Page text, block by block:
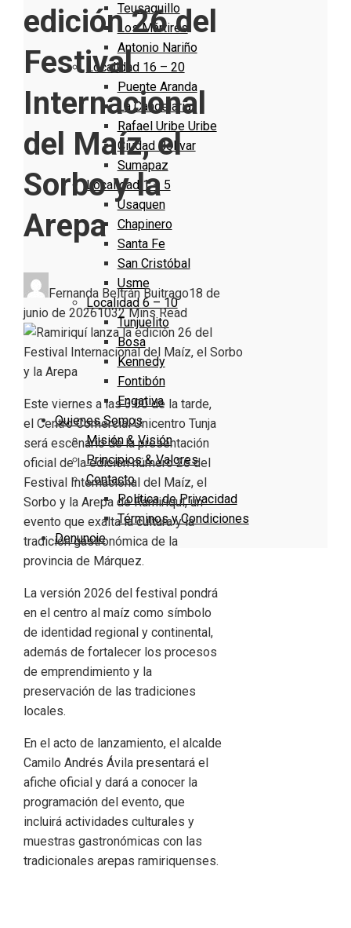
Teusaquillo
Los Mártires
Antonio Nariño
Localidad 16 – 20
Puente Aranda
La Candelaria
Rafael Uribe Uribe
Ciudad Bolivar
Sumapaz
Localidad 1 – 5
Usaquen
Chapinero
Santa Fe
San Cristóbal
Usme
Localidad 6 – 10
Tunjuelito
Bosa
Kennedy
Fontibón
Engativa
Quienes Somos
Misión & Visión
Principios & Valores
Contacto
Política de Privacidad
Términos y Condiciones
Denuncie
edición 26 del
Festival
Internacional
del Maíz, el
Sorbo y la
Arepa
Fernanda Beltrán Buitrago18 de
junio de 20261032 Mins Read
Este viernes a las 3:00 de la tarde,
el Centro Comercial Unicentro Tunja
será escenario de la presentación
oficial de la edición número 26 del
Festival Internacional del Maíz, el
Sorbo y la Arepa de Ramiriquí, un
evento que exalta la cultura y la
tradición gastronómica de la
provincia de Márquez.
La versión 2026 del festival pondrá
en el centro al maíz como símbolo
de identidad regional y continental,
además de fortalecer los procesos
de emprendimiento y la
preservación de las tradiciones
locales.
En el acto de lanzamiento, el alcalde
Camilo Andrés Ávila presentará el
afiche oficial y dará a conocer la
programación del evento, que
incluirá actividades culturales y
muestras gastronómicas con las
tradicionales arepas ramiriquenses.